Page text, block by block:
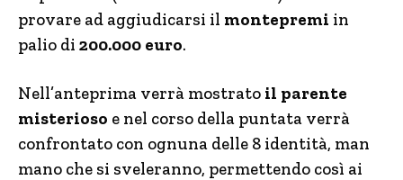
provare ad aggiudicarsi il montepremi in
palio di 200.000 euro.
Nell’anteprima verrà mostrato il parente
misterioso e nel corso della puntata verrà
confrontato con ognuna delle 8 identità, man
mano che si sveleranno, permettendo così ai